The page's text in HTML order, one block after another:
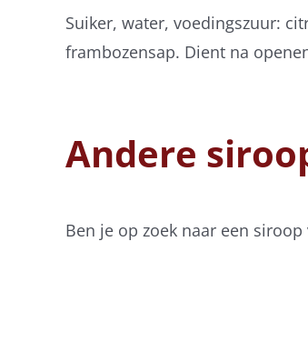
Suiker, water, voedingszuur:
frambozensap. Dient na
Andere
Ben je op zoek naar een